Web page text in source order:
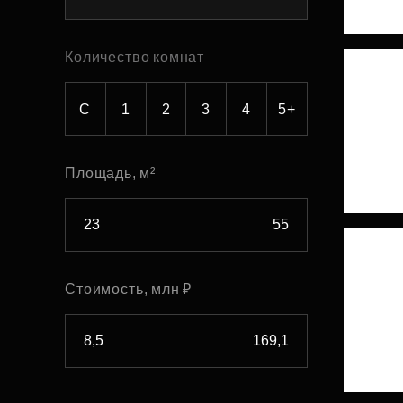
Рефинансирование
Количество комнат
С 1 2 3 4 5+
Площадь, м²
Стоимость, млн ₽